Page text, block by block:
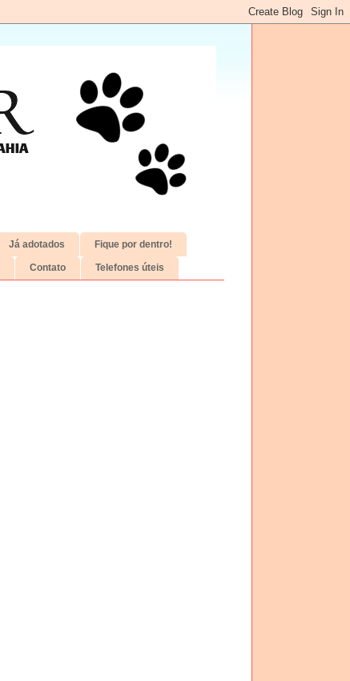
Já adotados Fique por dentro!
Contato Telefones úteis